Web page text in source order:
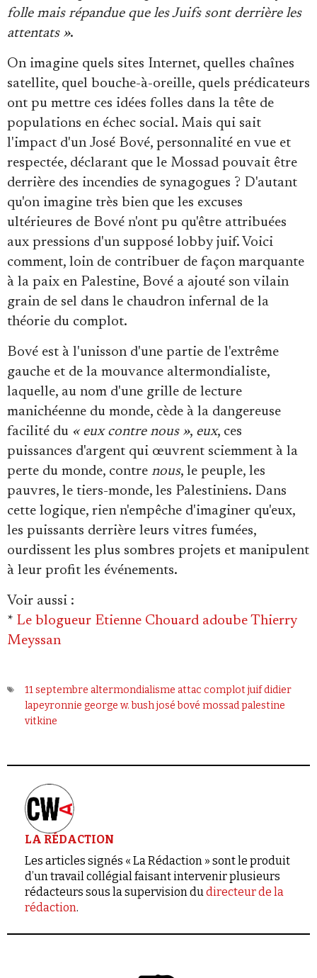
folle mais répandue que les Juifs sont derrière les
attentats ».
On imagine quels sites Internet, quelles chaînes
satellite, quel bouche-à-oreille, quels prédicateurs
ont pu mettre ces idées folles dans la tête de
populations en échec social. Mais qui sait
l'impact d'un José Bové, personnalité en vue et
respectée, déclarant que le Mossad pouvait être
derrière des incendies de synagogues ? D'autant
qu'on imagine très bien que les excuses
ultérieures de Bové n'ont pu qu'être attribuées
aux pressions d'un supposé lobby juif. Voici
comment, loin de contribuer de façon marquante
à la paix en Palestine, Bové a ajouté son vilain
grain de sel dans le chaudron infernal de la
théorie du complot.
Bové est à l'unisson d'une partie de l'extrême
gauche et de la mouvance altermondialiste,
laquelle, au nom d'une grille de lecture
manichéenne du monde, cède à la dangereuse
facilité du « eux contre nous », eux, ces
puissances d'argent qui œuvrent sciemment à la
perte du monde, contre nous, le peuple, les
pauvres, le tiers-monde, les Palestiniens. Dans
cette logique, rien n'empêche d'imaginer qu'eux,
les puissants derrière leurs vitres fumées,
ourdissent les plus sombres projets et manipulent
à leur profit les événements.
Voir aussi :
* Le blogueur Etienne Chouard adoube Thierry
Meyssan
11 septembre altermondialisme attac complot juifdidier
lapeyronnie george w. bushjosé bové mossadpalestine
vitkine
LA RÉDACTION
Les articles signés « La Rédaction » sont le produit
d’un travail collégial faisant intervenir plusieurs
rédacteurs sous la supervision dudirecteur de la
rédaction.